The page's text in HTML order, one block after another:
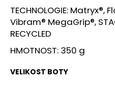
TECHNOLOGIE:
Vibram® MegaGrip®,
RECYCLED
HMOTNOST: 350 g
VELIKOST BOTY